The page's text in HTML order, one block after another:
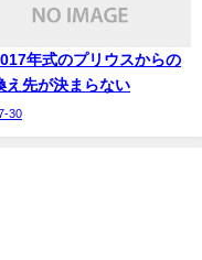
年式のプリウスからの
え先が決まらない
30